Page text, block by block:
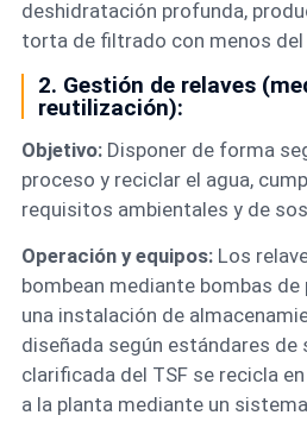
deshidratación profunda,
torta de filtrado con menos del
2. Gestión de relaves
reutilización):
Objetivo:Disponer de forma
proceso y reciclar el agua,
requisitos ambientales y de
Operación y equipos:Los
bombean mediante bombas de
una instalación de
diseñada según estándares de
clarificada del TSF se recicla
a la planta mediante un